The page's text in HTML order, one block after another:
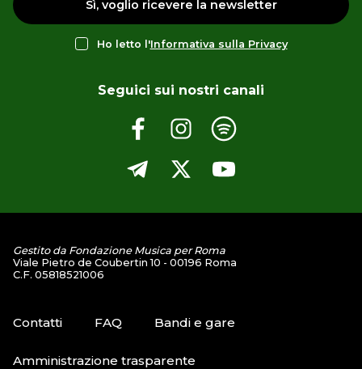
Sì, voglio ricevere la newsletter
Ho letto l'Informativa sulla Privacy
Seguici sui nostri canali
Gestito da Fondazione Musica per Roma
Viale Pietro de Coubertin 10 - 00196 Roma
C.F. 05818521006
Contatti FAQ Bandi e gare
Amministrazione trasparente